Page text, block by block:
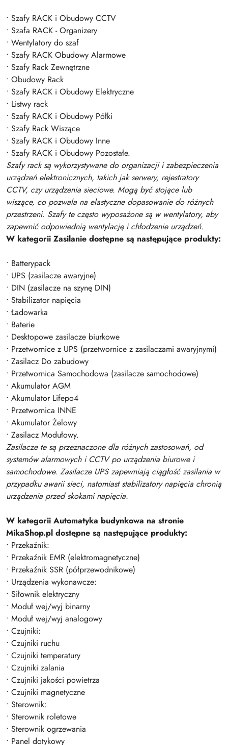
• Szafy RACK i Obudowy CCTV
• Szafa RACK - Organizery
• Wentylatory do szaf
• Szafy RACK Obudowy Alarmowe
• Szafy Rack Zewnętrzne
• Obudowy Rack
• Szafy RACK i Obudowy Elektryczne
• Listwy rack
• Szafy RACK i Obudowy Półki
• Szafy Rack Wiszące
• Szafy RACK i Obudowy Inne
• Szafy RACK i Obudowy Pozostałe.
Szafy rack są wykorzystywane do organizacji i zabezpieczenia
urządzeń elektronicznych, takich jak serwery, rejestratory
CCTV, czy urządzenia sieciowe. Mogą być stojące lub
wiszące, co pozwala na elastyczne dopasowanie do różnych
przestrzeni. Szafy te często wyposażone są w wentylatory, aby
zapewnić odpowiednią wentylację i chłodzenie urządzeń.
W kategorii Zasilanie dostępne są następujące produkty:
• Batterypack
• UPS (zasilacze awaryjne)
• DIN (zasilacze na szynę DIN)
• Stabilizator napięcia
• Ładowarka
• Baterie
• Desktopowe zasilacze biurkowe
• Przetwornice z UPS (przetwornice z zasilaczami awaryjnymi)
• Zasilacz Do zabudowy
• Przetwornica Samochodowa (zasilacze samochodowe)
• Akumulator AGM
• Akumulator Lifepo4
• Przetwornica INNE
• Akumulator Żelowy
• Zasilacz Modułowy.
Zasilacze te są przeznaczone dla różnych zastosowań, od
systemów alarmowych i CCTV po urządzenia biurowe i
samochodowe. Zasilacze UPS zapewniają ciągłość zasilania w
przypadku awarii sieci, natomiast stabilizatory napięcia chronią
urządzenia przed skokami napięcia.
W kategorii Automatyka budynkowa na stronie
MikaShop.pl dostępne są następujące produkty:
• Przekaźnik:
• Przekaźnik EMR (elektromagnetyczne)
• Przekaźnik SSR (półprzewodnikowe)
• Urządzenia wykonawcze:
• Siłownik elektryczny
• Moduł wej/wyj binarny
• Moduł wej/wyj analogowy
• Czujniki:
• Czujniki ruchu
• Czujniki temperatury
• Czujniki zalania
• Czujniki jakości powietrza
• Czujniki magnetyczne
• Sterownik:
• Sterownik roletowe
• Sterownik ogrzewania
• Panel dotykowy